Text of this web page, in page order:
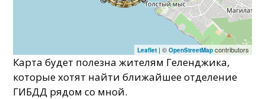
Leaflet| © OpenStreetMapcontributors
Карта будет полезна жителям Геленджика,
которые хотят найти ближайшее отделение
ГИБДД рядом со мной.